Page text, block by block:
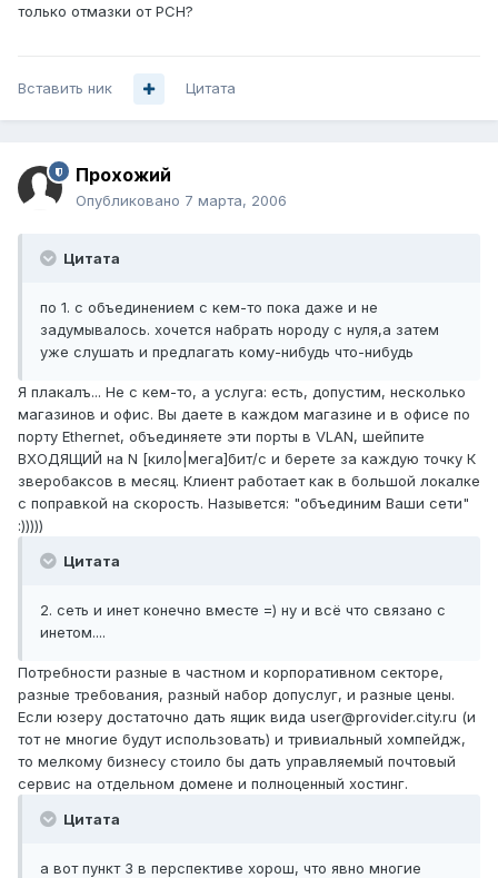
только отмазки от РСН?
Вставить ник Цитата
Прохожий
Опубликовано 7 марта, 2006
Цитата
по 1. с объединением с кем-то пока даже и не
задумывалось. хочется набрать нороду с нуля,а затем
уже слушать и предлагать кому-нибудь что-нибудь
Я плакалъ... Не с кем-то, а услуга: есть, допустим, несколько
магазинов и офис. Вы даете в каждом магазине и в офисе по
порту Ethernet, объединяете эти порты в VLAN, шейпите
ВХОДЯЩИЙ на N [кило|мега]бит/с и берете за каждую точку К
зверобаксов в месяц. Клиент работает как в большой локалке
с поправкой на скорость. Назывется: "объединим Ваши сети"
:)))))
Цитата
2. сеть и инет конечно вместе =) ну и всё что связано с
инетом....
Потребности разные в частном и корпоративном секторе,
разные требования, разный набор допуслуг, и разные цены.
Если юзеру достаточно дать ящик вида user@provider.city.ru (и
тот не многие будут использовать) и тривиальный хомпейдж,
то мелкому бизнесу стоило бы дать управляемый почтовый
сервис на отдельном домене и полноценный хостинг.
Цитата
а вот пункт 3 в перспективе хорош, что явно многие